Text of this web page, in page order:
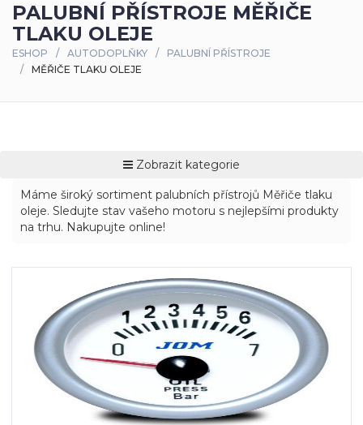
PALUBNÍ PŘÍSTROJE MĚŘIČE
TLAKU OLEJE
ESHOP AUTODOPLŇKY
PALUBNÍ PŘÍSTROJE
MĚŘIČE TLAKU OLEJE
Zobrazit kategorie
Máme široký sortiment palubních přístrojů Měřiče tlaku
oleje. Sledujte stav vašeho motoru s nejlepšími produkty
na trhu. Nakupujte online!